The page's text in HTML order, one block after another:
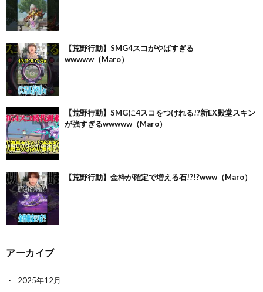
【荒野行動】SMG4スコがやばすぎる
wwwww（Maro）
【荒野行動】SMGに4スコをつけれる!?新EX殿堂スキン
が強すぎるwwwww（Maro）
【荒野行動】金枠が確定で増える石!?!?www（Maro）
アーカイブ
2025年12月